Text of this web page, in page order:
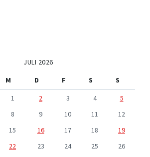
JULI 2026
M D F S
S
1
2 3 4
5
8 9 10 11
12
15 16 17 18
19
22 23 24 25
26